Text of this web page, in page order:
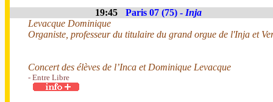
19:45 Paris 07 (75) - Inja
Levacque Dominique
Organiste, professeur du titulaire du grand orgue de l'Inja et
Concert des élèves de l’Inca et Dominique Levacque
- Entre Libre